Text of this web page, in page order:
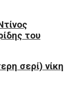
του
σερί) νίκη